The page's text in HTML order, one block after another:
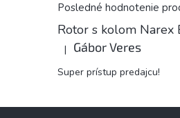
Posledné hodnotenie
Rotor s kolom Narex
Hodnotenie produktu je 5 z
| Gábor Veres
Super prístup predajcu!